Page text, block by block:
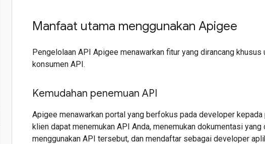
Manfaat utama menggunakan Apigee
Pengelolaan API Apigee menawarkan fitur yang dirancang
konsumen API.
Kemudahan penemuan API
Apigee menawarkan portal yang berfokus pada developer
klien dapat menemukan API Anda, menemukan dokumentasi
menggunakan API tersebut, dan mendaftar sebagai developer